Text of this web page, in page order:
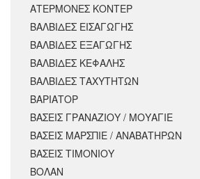
ΑΤΕΡΜΟΝΕΣ ΚΟΝΤΕΡ
ΒΑΛΒΙΔΕΣ ΕΙΣΑΓΩΓΗΣ
ΒΑΛΒΙΔΕΣ ΕΞΑΓΩΓΗΣ
ΒΑΛΒΙΔΕΣ ΚΕΦΑΛΗΣ
ΒΑΛΒΙΔΕΣ ΤΑΧΥΤΗΤΩΝ
ΒΑΡΙΑΤΟΡ
ΒΑΣΕΙΣ ΓΡΑΝΑΖΙΟΥ / ΜΟΥΑΓΙΕ
ΒΑΣΕΙΣ ΜΑΡΣΠΙΕ / ΑΝΑΒΑΤΗΡΩΝ
ΒΑΣΕΙΣ ΤΙΜΟΝΙΟΥ
ΒΟΛΑΝ